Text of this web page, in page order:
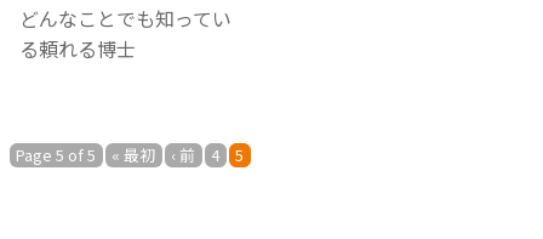
どんなことでも知ってい
る頼れる博士
Page 5 of 5 « 最初 ‹ 前 4 5